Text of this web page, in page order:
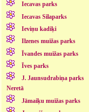
Iecavas parks
Iecavas Silaparks
Ieviņu kadiķi
Ilzenes muižas parks
Īvandes muižas parks
Īves parks
J. Jaunsudrabiņa parks
Neretā
Jāmaiķu muižas parks